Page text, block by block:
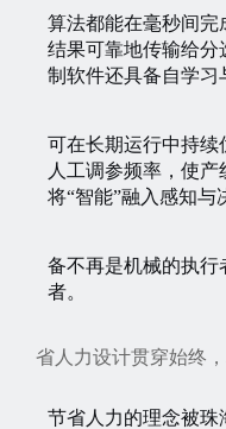
算法都能在毫秒间完
结果可靠地传输给分
制软件还具备自学习
可在长期运行中持续
人工调参频率，使
将“智能”融入感知与
备不再是机械的执行
者。
省人力设计贯穿始终
节省人力的理念被珠